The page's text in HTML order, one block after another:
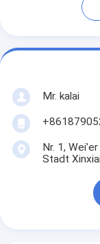
Mr. kalai
Nr. 1,
Stadt